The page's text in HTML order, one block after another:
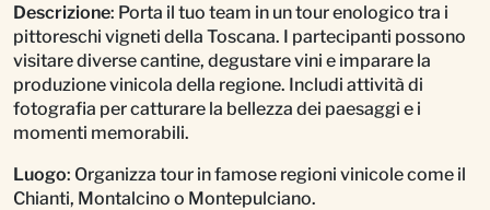
Descrizione: Porta il tuo team in un tour enologico tra i
pittoreschi vigneti della Toscana. I partecipanti possono
visitare diverse cantine, degustare vini e imparare la
produzione vinicola della regione. Includi attività di
fotografia per catturare la bellezza dei paesaggi e i
momenti memorabili.
Luogo: Organizza tour in famose regioni vinicole come il
Chianti, Montalcino o Montepulciano.